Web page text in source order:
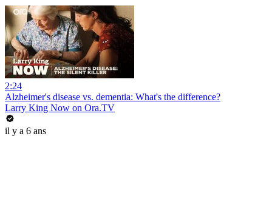
2:24
Alzheimer's disease vs. dementia: What's the difference?
Larry King Now on Ora.TV
il y a 6 ans